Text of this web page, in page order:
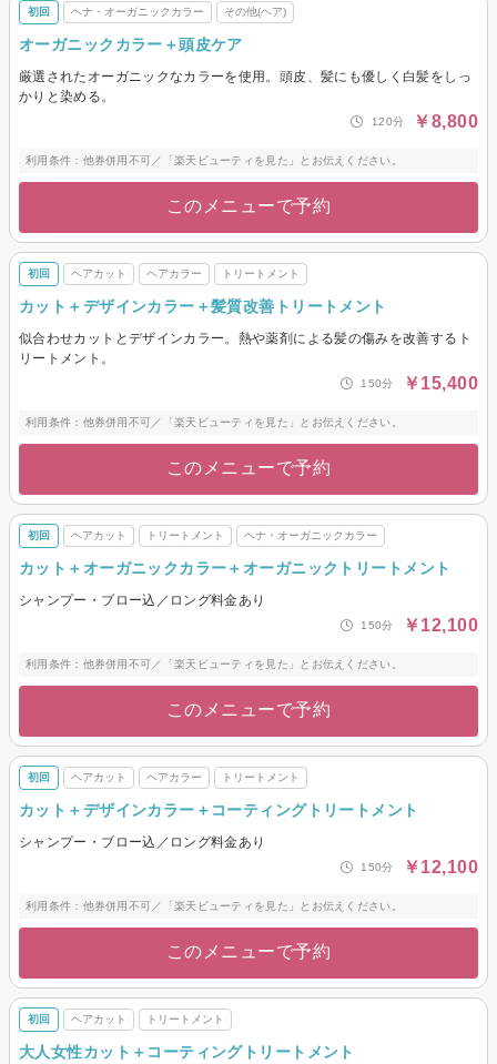
初回 ヘナ・オーガニックカラー その他(ヘア)
オーガニックカラー＋頭皮ケア
厳選されたオーガニックなカラーを使用。頭皮、髪にも優しく白髪をしっ
かりと染める。
120分 ￥8,800
利用条件：他券併用不可／「楽天ビューティを見た」とお伝えください。
このメニューで予約
初回 ヘアカット ヘアカラー トリートメント
カット＋デザインカラー＋髪質改善トリートメント
似合わせカットとデザインカラー。熱や薬剤による髪の傷みを改善するト
リートメント。
150分 ￥15,400
利用条件：他券併用不可／「楽天ビューティを見た」とお伝えください。
このメニューで予約
初回 ヘアカット トリートメント ヘナ・オーガニックカラー
カット＋オーガニックカラー＋オーガニックトリートメント
シャンプー・ブロー込／ロング料金あり
150分 ￥12,100
利用条件：他券併用不可／「楽天ビューティを見た」とお伝えください。
このメニューで予約
初回 ヘアカット ヘアカラー トリートメント
カット＋デザインカラー＋コーティングトリートメント
シャンプー・ブロー込／ロング料金あり
150分 ￥12,100
利用条件：他券併用不可／「楽天ビューティを見た」とお伝えください。
このメニューで予約
初回 ヘアカット トリートメント
大人女性カット＋コーティングトリートメント